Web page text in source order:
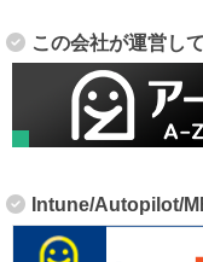
この会社が運営し
Intune/Autopilot/